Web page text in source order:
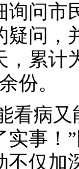
询问市
疑问，
，累计
份。
看病
实事！
不仅加